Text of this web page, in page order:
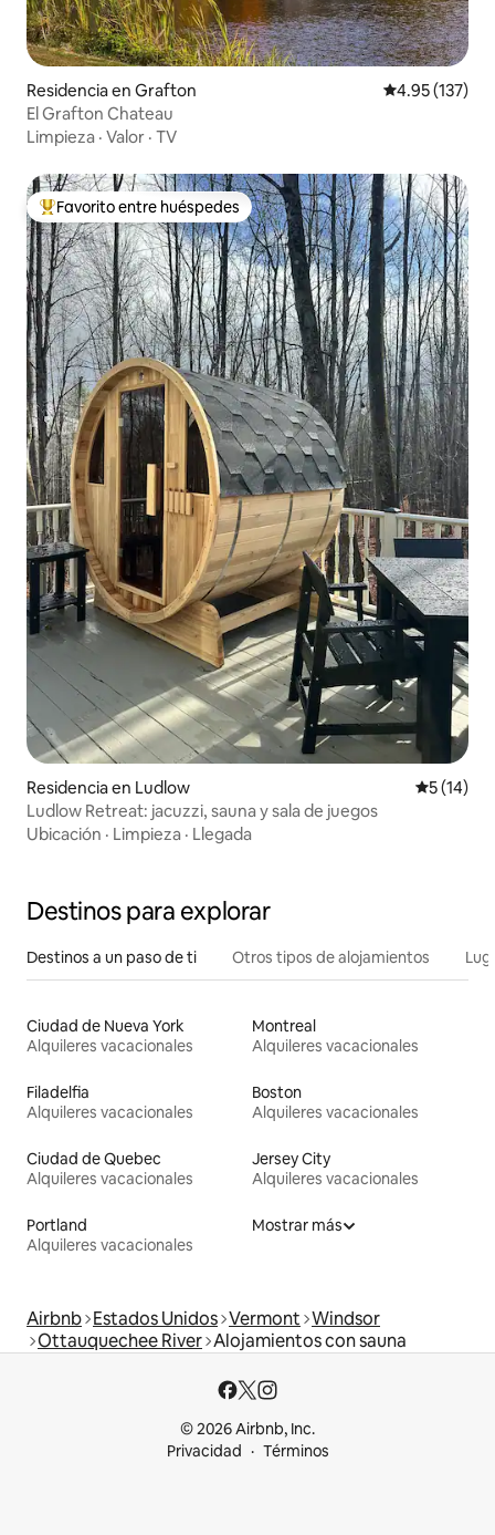
Residencia en Grafton Calificación
4.95 (137)
El Grafton Chateau
Limpieza · Valor · TV
De los mejores en Favorito entre huéspedes
Favorito entre huéspedes
Residencia en Ludlow
5 (14)
Ludlow Retreat: jacuzzi, sauna y sala de juegos
Ubicación · Limpieza · Llegada
Destinos para explorar
Destinos a un paso de ti Otros tipos de alojamientos
Ciudad de Nueva York
Alquileres vacacionales
Montreal
Alquileres vacacionales
Filadelfia
Alquileres vacacionales
Boston
Alquileres vacacionales
Ciudad de Quebec
Alquileres vacacionales
Jersey City
Alquileres vacacionales
Portland
Alquileres vacacionales
Mostrar más
Airbnb Estados Unidos Vermont Windsor
Ottauquechee River Alojamientos con sauna
© 2026 Airbnb, Inc.
Privacidad
Términos